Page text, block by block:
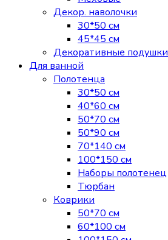
Декор. наволочки
30*50 см
45*45 см
Декоративные подушки
Для ванной
Полотенца
30*50 см
40*60 см
50*70 см
50*90 см
70*140 см
100*150 см
Наборы полотенец
Тюрбан
Коврики
50*70 см
60*100 см